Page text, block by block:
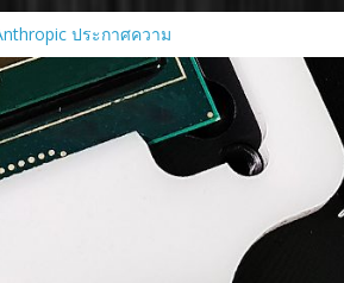
ประกาศความ
ยุทธ์เพื่อเปิดใช้กราฟิก
MI450 Series
ตต์
ราฟิกการ์ด Radeon RX
ม่ได้มีหน้าที่แค่เรนเดอร์
บเคลื่อนทุกขั้นตอนของ